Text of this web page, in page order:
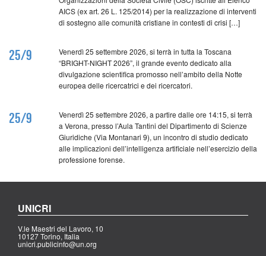
AICS (ex art. 26 L. 125/2014) per la realizzazione di interventi
di sostegno alle comunità cristiane in contesti di crisi […]
25/9
Venerdì 25 settembre 2026, si terrà in tutta la Toscana
“BRIGHT-NIGHT 2026”, il grande evento dedicato alla
divulgazione scientifica promosso nell’ambito della Notte
europea delle ricercatrici e dei ricercatori.
25/9
Venerdì 25 settembre 2026, a partire dalle ore 14:15, si terrà
a Verona, presso l’Aula Tantini del Dipartimento di Scienze
Giuridiche (Via Montanari 9), un incontro di studio dedicato
alle implicazioni dell’intelligenza artificiale nell’esercizio della
professione forense.
UNICRI
V.le Maestri del Lavoro, 10
10127 Torino, Italia
unicri.publicinfo@un.org